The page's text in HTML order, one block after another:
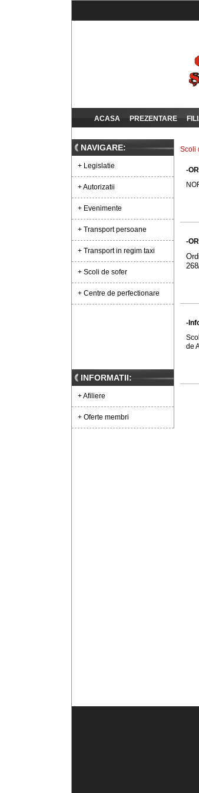
ACASA PREZENTARE
NAVIGARE:
+ Legislatie
+ Autorizatii
+ Evenimente
+ Transport persoane
+ Transport in regim taxi
+ Scoli de sofer
+ Centre de perfectionare
INFORMATII:
+ Afiliere
+ Oferte membri
Scoli
-
-
-
de